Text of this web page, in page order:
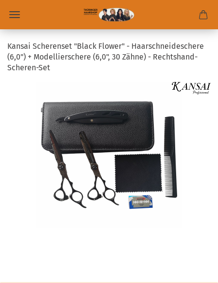
Kansai Scherenset "Black Flower" - Haarschneideschere
(6,0") + Modellierschere (6,0", 30 Zähne) - Rechtshand-
Scheren-Set